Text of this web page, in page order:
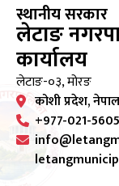
स्थानीय सरकार
लेटाङ
कार्यालय
लेटाङ-०३, मोरङ
कोशी प्रदेश,
+977-021-